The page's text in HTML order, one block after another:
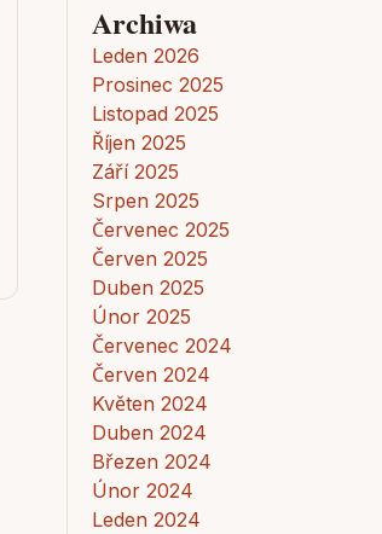
Archiwa
Leden 2026
Prosinec 2025
Listopad 2025
Říjen 2025
Září 2025
Srpen 2025
Červenec 2025
Červen 2025
Duben 2025
Únor 2025
Červenec 2024
Červen 2024
Květen 2024
Duben 2024
Březen 2024
Únor 2024
Leden 2024